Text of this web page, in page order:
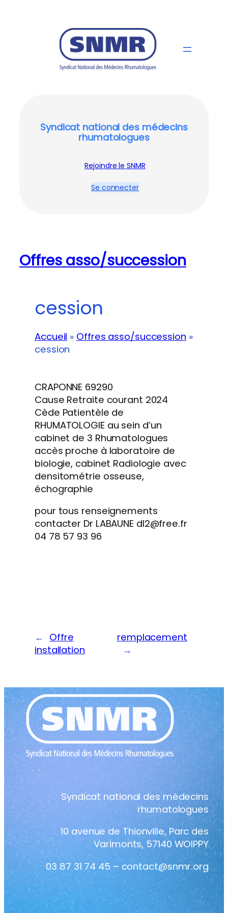
Syndicat national des médecins
rhumatologues
Rejoindre le SNMR
Se connecter
Offres asso/succession
cession
Accueil » Offres asso/succession »
cession
CRAPONNE 69290
Cause Retraite courant 2024
Cède Patientèle de
RHUMATOLOGIE au sein d’un
cabinet de 3 Rhumatologues
accès proche à laboratoire de
biologie, cabinet Radiologie avec
densitométrie osseuse,
échographie
pour tous renseignements
contacter Dr LABAUNE dl2@free.fr
04 78 57 93 96
← Offre
installation
remplacement
→
Syndicat national des médecins
rhumatologues
10 avenue de Thionville, Parc des
Varimonts, 57140 WOIPPY
03 87 31 74 45 – contact@snmr.org